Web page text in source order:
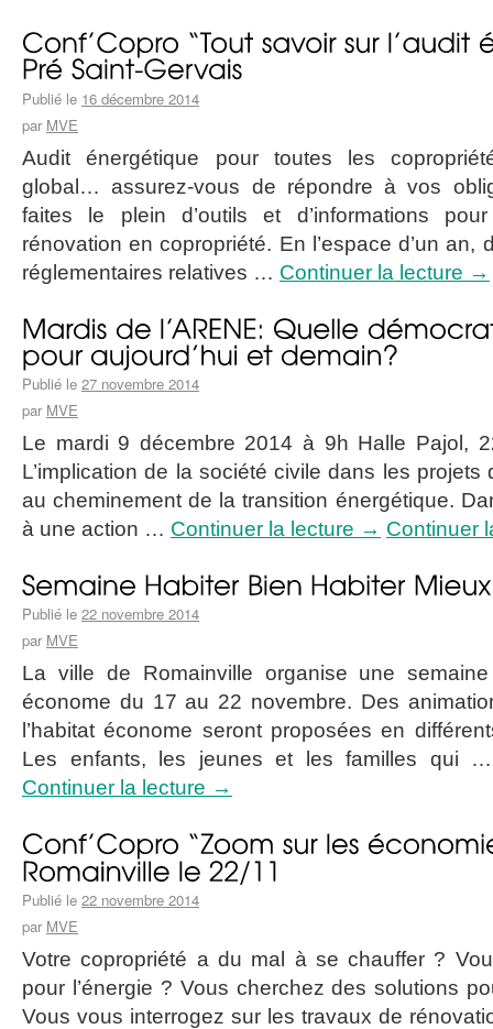
Publié le 16 décembre 2014
par MVE
Audit énergétique pour toutes les
global… assurez-vous de répondre à vos
faites le plein d’outils et d’informations
rénovation en copropriété. En l’espace d’un an,
réglementaires relatives … Continuer la lecture →
Publié le 27 novembre 2014
par MVE
Le mardi 9 décembre 2014 à 9h Halle Pajol,
L’implication de la société civile dans les
au cheminement de la transition énergétique.
à une action … Continuer la lecture → Continuer
Publié le 22 novembre 2014
par MVE
La ville de Romainville organise une semaine
économe du 17 au 22 novembre. Des
l’habitat économe seront proposées en
Les enfants, les jeunes et les familles qui
Continuer la lecture →
Publié le 22 novembre 2014
par MVE
Votre copropriété a du mal à se chauffer ?
pour l’énergie ? Vous cherchez des solutions
Vous vous interrogez sur les travaux de